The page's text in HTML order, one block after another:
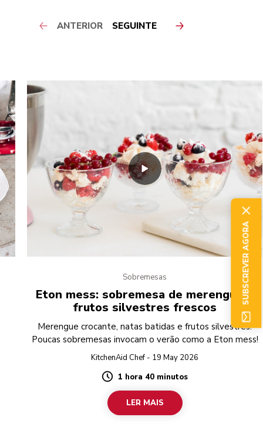
ANTERIOR SEGUINTE
Sobremesas
Eton mess: sobremesa de merengue e
frutos silvestres frescos
Merengue crocante, natas batidas e frutos silvestres.
Poucas sobremesas invocam o verão como a Eton mess!
KitchenAid Chef - 19 May 2026
Duration
1 hora 40 minutos
LER MAIS
SUBSCREVER AGORA